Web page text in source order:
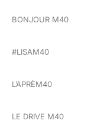
BONJOUR M40
#LISAM40
L’APRÈM40
LE DRIVE M40